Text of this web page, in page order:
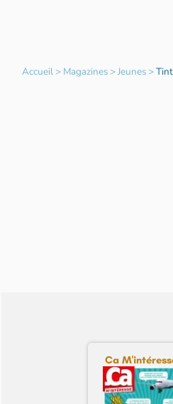
Accueil> Magazines>Jeunes>
Ca